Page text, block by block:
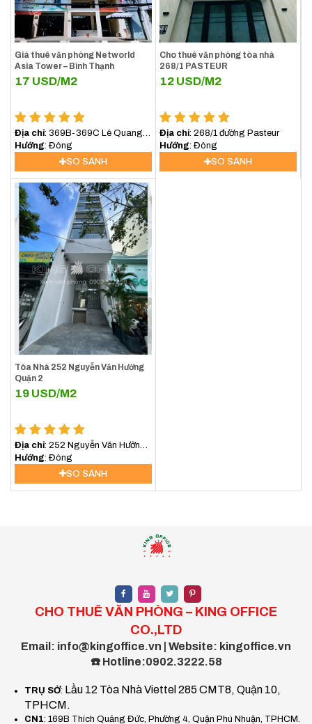
Giá thuê văn phòng Networld
Asia Tower – Bình Thạnh
17 USD/M2
Địa chỉ: 369B-369C Lê Quang
Định, Phường Bình lợi
Trung,TP.HCM
Hướng : Đông
SO SÁNH
Cho thuê văn phòng tòa nhà
268/1 PASTEUR
12 USD/M2
Địa chỉ: 268/1 đường Pasteur
Hướng : Đông
SO SÁNH
Tòa Nhà 252 Nguyễn Văn Hưởng
Quận 2
19 USD/M2
Địa chỉ: 252 Nguyễn Văn Hưởng,
An Khánh, Hồ Chí Minh, Việt Nam
Hướng : Đông
SO SÁNH
CHO THUÊ VĂN PHÒNG – KING OFFICE
CO.,LTD
Email: info@kingoffice.vn | Website: kingoffice.vn
☎️ Hotline:0902.3222.58
TRỤ SỞ: Lầu 12 Tòa Nhà Viettel 285 CMT8, Quận 10,
TPHCM.
CN1: 169B Thích Quảng Đức, Phường 4, Quận Phú Nhuận, TPHCM.